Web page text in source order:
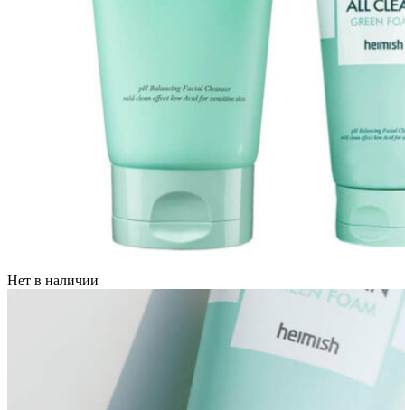
Нет в наличии